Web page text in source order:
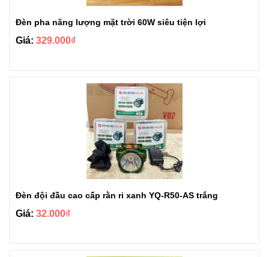
Đèn pha năng lượng mặt trời 60W siêu tiện lợi
Giá: 329.000₫
Đèn đội đầu cao cấp rằn ri xanh YQ-R50-AS trắng
Giá: 32.000₫